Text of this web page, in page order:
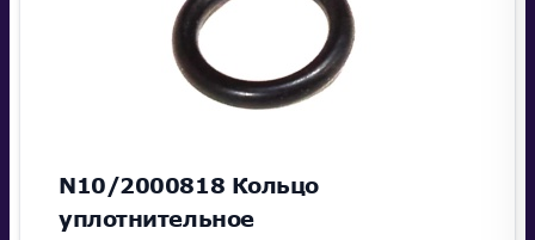
N10/2000818 Кольцо
уплотнительное